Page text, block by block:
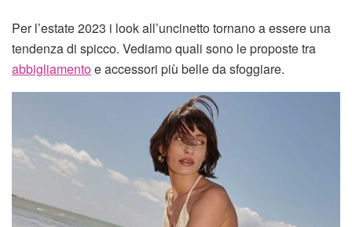
Per l’estate 2023 i look all’uncinetto tornano a essere una
tendenza di spicco. Vediamo quali sono le proposte tra
abbigliamentoe accessori più belle da sfoggiare.